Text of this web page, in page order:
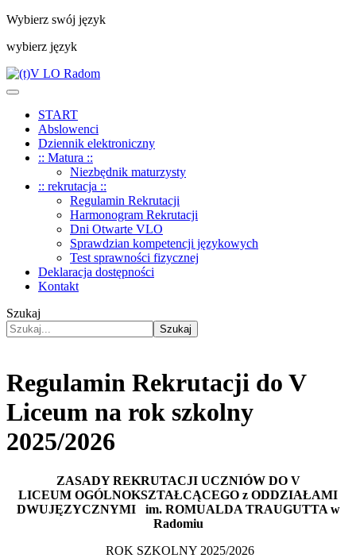
Wybierz swój język
wybierz język
START
Abslowenci
Dziennik elektroniczny
:: Matura ::
Niezbędnik maturzysty
:: rekrutacja ::
Regulamin Rekrutacji
Harmonogram Rekrutacji
Dni Otwarte VLO
Sprawdzian kompetencji językowych
Test sprawności fizycznej
Deklaracja dostępności
Kontakt
Szukaj
Szukaj
Regulamin Rekrutacji do V
Liceum na rok szkolny
2025/2026
ZASADY REKRUTACJI UCZNIÓW DO V
LICEUM OGÓLNOKSZTAŁCĄCEGO z ODDZIAŁAMI
DWUJĘZYCZNYMI im. ROMUALDA TRAUGUTTA w
Radomiu
ROK SZKOLNY 2025/2026